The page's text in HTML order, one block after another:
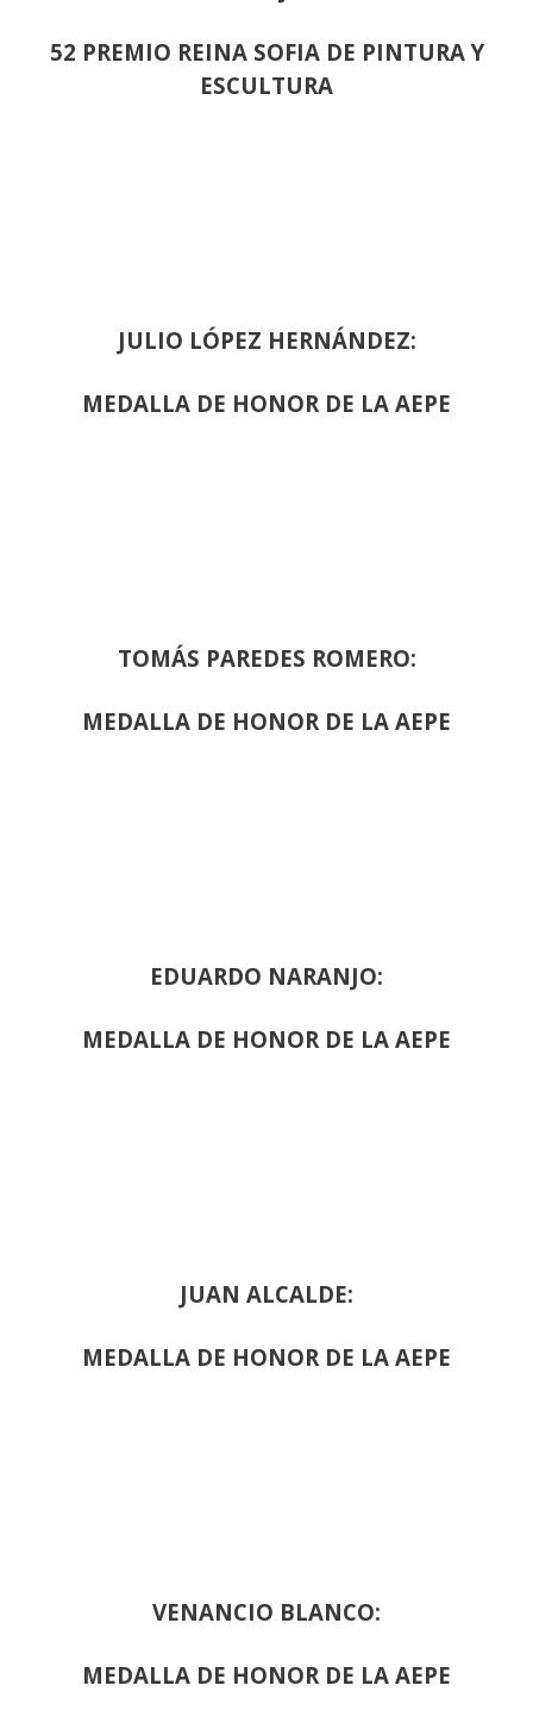
52 PREMIO REINA SOFIA DE PINTURA Y
ESCULTURA
JULIO LÓPEZ HERNÁNDEZ:
MEDALLA DE HONOR DE LA AEPE
TOMÁS PAREDES ROMERO:
MEDALLA DE HONOR DE LA AEPE
EDUARDO NARANJO:
MEDALLA DE HONOR DE LA AEPE
JUAN ALCALDE:
MEDALLA DE HONOR DE LA AEPE
VENANCIO BLANCO:
MEDALLA DE HONOR DE LA AEPE